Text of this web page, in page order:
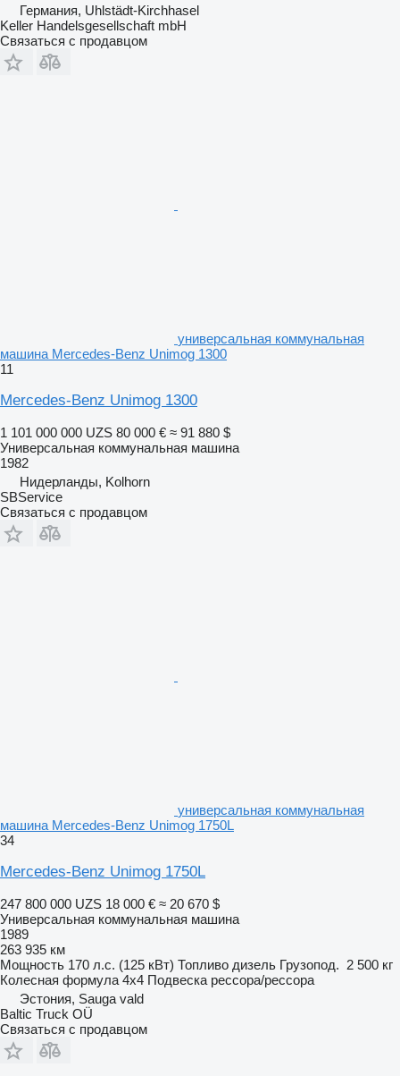
Германия, Uhlstädt-Kirchhasel
Keller Handelsgesellschaft mbH
Связаться с продавцом
универсальная коммунальная
машина Mercedes-Benz Unimog 1300
11
Mercedes-Benz Unimog 1300
1 101 000 000 UZS 80 000 € ≈ 91 880 $
Универсальная коммунальная машина
1982
Нидерланды, Kolhorn
SBService
Связаться с продавцом
универсальная коммунальная
машина Mercedes-Benz Unimog 1750L
34
Mercedes-Benz Unimog 1750L
247 800 000 UZS 18 000 € ≈ 20 670 $
Универсальная коммунальная машина
1989
263 935 км
Мощность 170 л.с. (125 кВт) Топливо дизель Грузопод. 2 500 кг
Колесная формула 4x4 Подвеска рессора/рессора
Эстония, Sauga vald
Baltic Truck OÜ
Связаться с продавцом